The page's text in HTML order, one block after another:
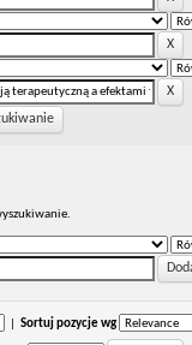
Sortuj pozycje wg